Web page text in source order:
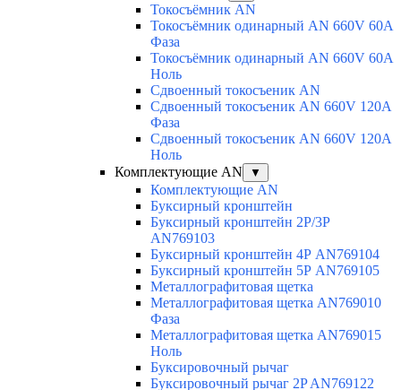
Токосъёмник AN
Токосъёмник одинарный AN 660V 60A
Фаза
Токосъёмник одинарный AN 660V 60A
Ноль
Сдвоенный токосъеник AN
Сдвоенный токосъеник AN 660V 120A
Фаза
Сдвоенный токосъеник AN 660V 120A
Ноль
Комплектующие AN
▼
Комплектующие AN
Буксирный кронштейн
Буксирный кронштейн 2Р/3Р
AN769103
Буксирный кронштейн 4Р AN769104
Буксирный кронштейн 5Р AN769105
Металлографитовая щетка
Металлографитовая щетка AN769010
Фаза
Металлографитовая щетка AN769015
Ноль
Буксировочный рычаг
Буксировочный рычаг 2P AN769122